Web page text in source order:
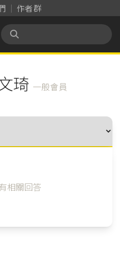
作者群
琦 一般會員
相關回答